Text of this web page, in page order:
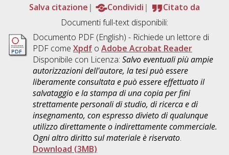
Salva citazione
Condividi
Citato da
Documenti full-text disponibili:
Documento PDF(English) - Richiede un lettore di
PDF come Xpdfo Adobe Acrobat Reader
Disponibile con Licenza: Salvo eventuali più ampie
autorizzazioni dell'autore, la tesi può essere
liberamente consultata e può essere effettuato il
salvataggio e la stampa di una copia per fini
strettamente personali di studio, di ricerca e di
insegnamento, con espresso divieto di qualunque
utilizzo direttamente o indirettamente commerciale.
Ogni altro diritto sul materiale è riservato.
Download (3MB)